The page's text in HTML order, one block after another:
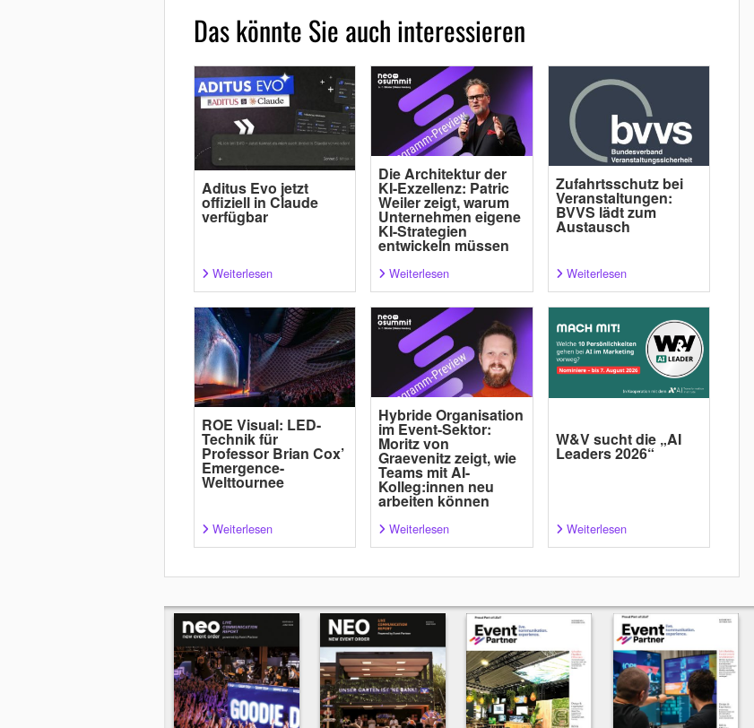
Das könnte Sie auch interessieren
Aditus Evo jetzt
offiziell in Claude
verfügbar
Weiterlesen
Die Architektur der
KI-Exzellenz: Patric
Weiler zeigt, warum
Unternehmen eigene
KI-Strategien
entwickeln müssen
Weiterlesen
Zufahrtsschutz bei
Veranstaltungen:
BVVS lädt zum
Austausch
Weiterlesen
ROE Visual: LED-
Technik für
Professor Brian Cox’
Emergence-
Welttournee
Weiterlesen
Hybride Organisation
im Event-Sektor:
Moritz von
Graevenitz zeigt, wie
Teams mit AI-
Kolleg:innen neu
arbeiten können
Weiterlesen
W&V sucht die „AI
Leaders 2026“
Weiterlesen